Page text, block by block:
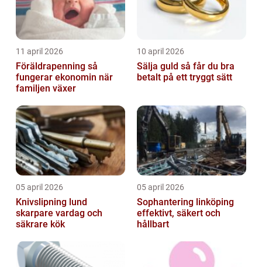
11 april 2026
Föräldrapenning så
fungerar ekonomin när
familjen växer
10 april 2026
Sälja guld så får du bra
betalt på ett tryggt sätt
05 april 2026
Knivslipning lund
skarpare vardag och
säkrare kök
05 april 2026
Sophantering linköping
effektivt, säkert och
hållbart